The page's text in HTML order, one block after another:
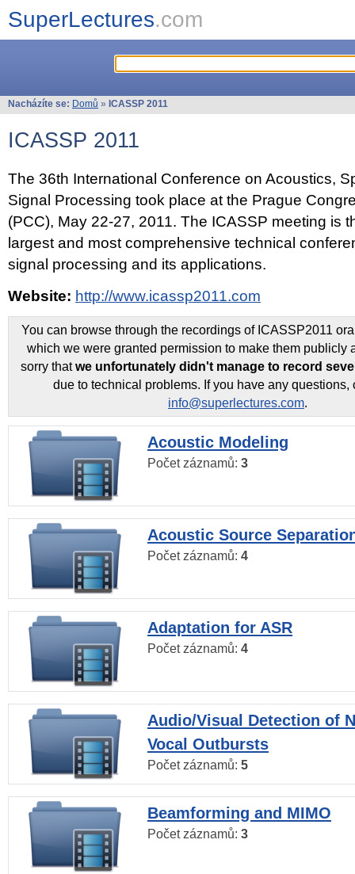
SuperLectures.com
Nacházíte se: Domů » ICASSP 2011
ICASSP 2011
The 36th International Conference on Acoustics,
Signal Processing took place at the Prague
(PCC), May 22-27, 2011. The ICASSP meeting is
largest and most comprehensive technical
signal processing and its applications.
Website: http://www.icassp2011.com
You can browse through the recordings of ICASSP2011
which we were granted permission to make them publicly
sorry thatwe unfortunately didn't manage to record
due to technical problems. If you have any questions,
info@superlectures.com.
Acoustic Modeling
Počet záznamů: 3
Acoustic Source
Počet záznamů: 4
Adaptation for ASR
Počet záznamů: 4
Audio/Visual Detection of
Vocal Outbursts
Počet záznamů: 5
Beamforming and MIMO
Počet záznamů: 3